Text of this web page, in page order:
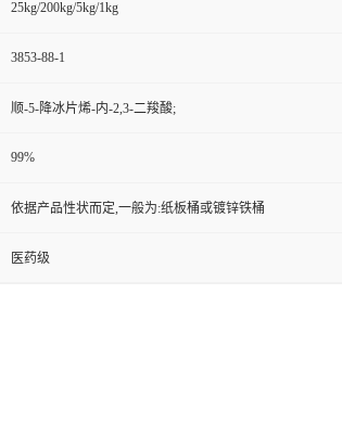
25kg/200kg/5kg/1kg
3853-88-1
顺-5-降冰片烯-内-2,3-二羧酸;
99%
依据产品性状而定,一般为:纸板桶或镀锌铁桶
医药级